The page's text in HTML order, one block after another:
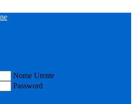
Nome Utente
Password